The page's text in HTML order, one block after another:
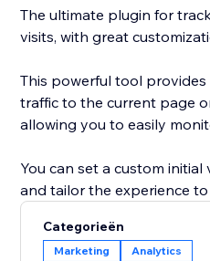
The ultimate plugin for
visits, with great
This powerful tool
traffic to the current page
allowing you to easily
You can set a custom
Categorieën
Marketing Analytics